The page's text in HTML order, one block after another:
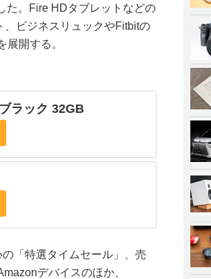
た。Fire HDタブレットなどの
ビジネスリュックやFitbitの
開する。
ラック 32GB
「特選タイムセール」、売
デバイスのほか、